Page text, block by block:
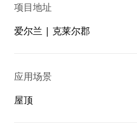
项目地址
爱尔兰 | 克莱尔郡
应用场景
屋顶